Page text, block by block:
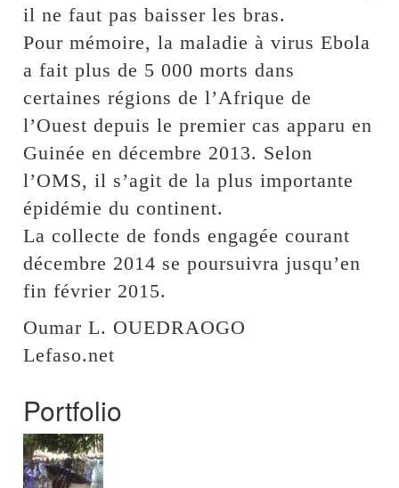
il ne faut pas baisser les bras.
Pour mémoire, la maladie à virus Ebola
a fait plus de 5 000 morts dans
certaines régions de l’Afrique de
l’Ouest depuis le premier cas apparu en
Guinée en décembre 2013. Selon
l’OMS, il s’agit de la plus importante
épidémie du continent.
La collecte de fonds engagée courant
décembre 2014 se poursuivra jusqu’en
fin février 2015.
Oumar L. OUEDRAOGO
Lefaso.net
Portfolio